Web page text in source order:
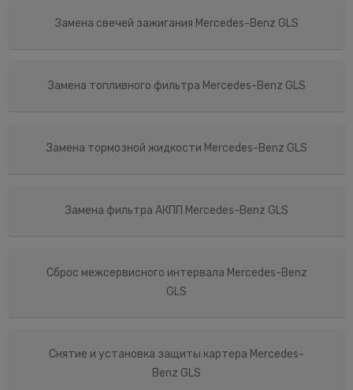
Замена свечей зажигания Mercedes-Benz GLS
Замена топливного фильтра Mercedes-Benz GLS
Замена тормозной жидкости Mercedes-Benz GLS
Замена фильтра АКПП Mercedes-Benz GLS
Сброс межсервисного интервала Mercedes-Benz
GLS
Снятие и установка защиты картера Mercedes-
Benz GLS